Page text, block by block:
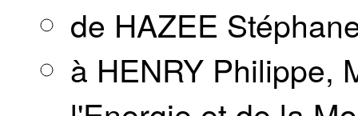
de HAZEE
à HENRY Philippe,